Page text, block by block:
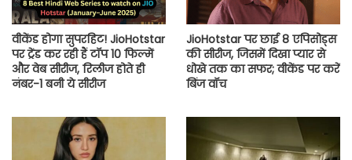
वीकेंड होगा सुपरहिट! JioHotstar
पर ट्रेंड कर रही हैं टॉप 10 फिल्में
और वेब सीरीज, रिलीज होते ही
नंबर-1 बनी ये सीरीज
JioHotstar पर छाई 8 एपिसोड्स
की सीरीज, जिसमें दिखा प्यार से
धोखे तक का सफर; वीकेंड पर करें
बिंज वॉच